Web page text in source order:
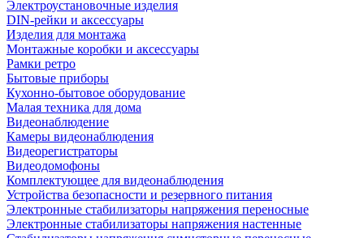
Электроустановочные изделия
DIN-рейки и аксессуары
Изделия для монтажа
Монтажные коробки и аксессуары
Рамки ретро
Бытовые приборы
Кухонно-бытовое оборудование
Малая техника для дома
Видеонаблюдение
Камеры видеонаблюдения
Видеорегистраторы
Видеодомофоны
Комплектующее для видеонаблюдения
Устройства безопасности и резервного питания
Электронные стабилизаторы напряжения переносные
Электронные стабилизаторы напряжения настенные